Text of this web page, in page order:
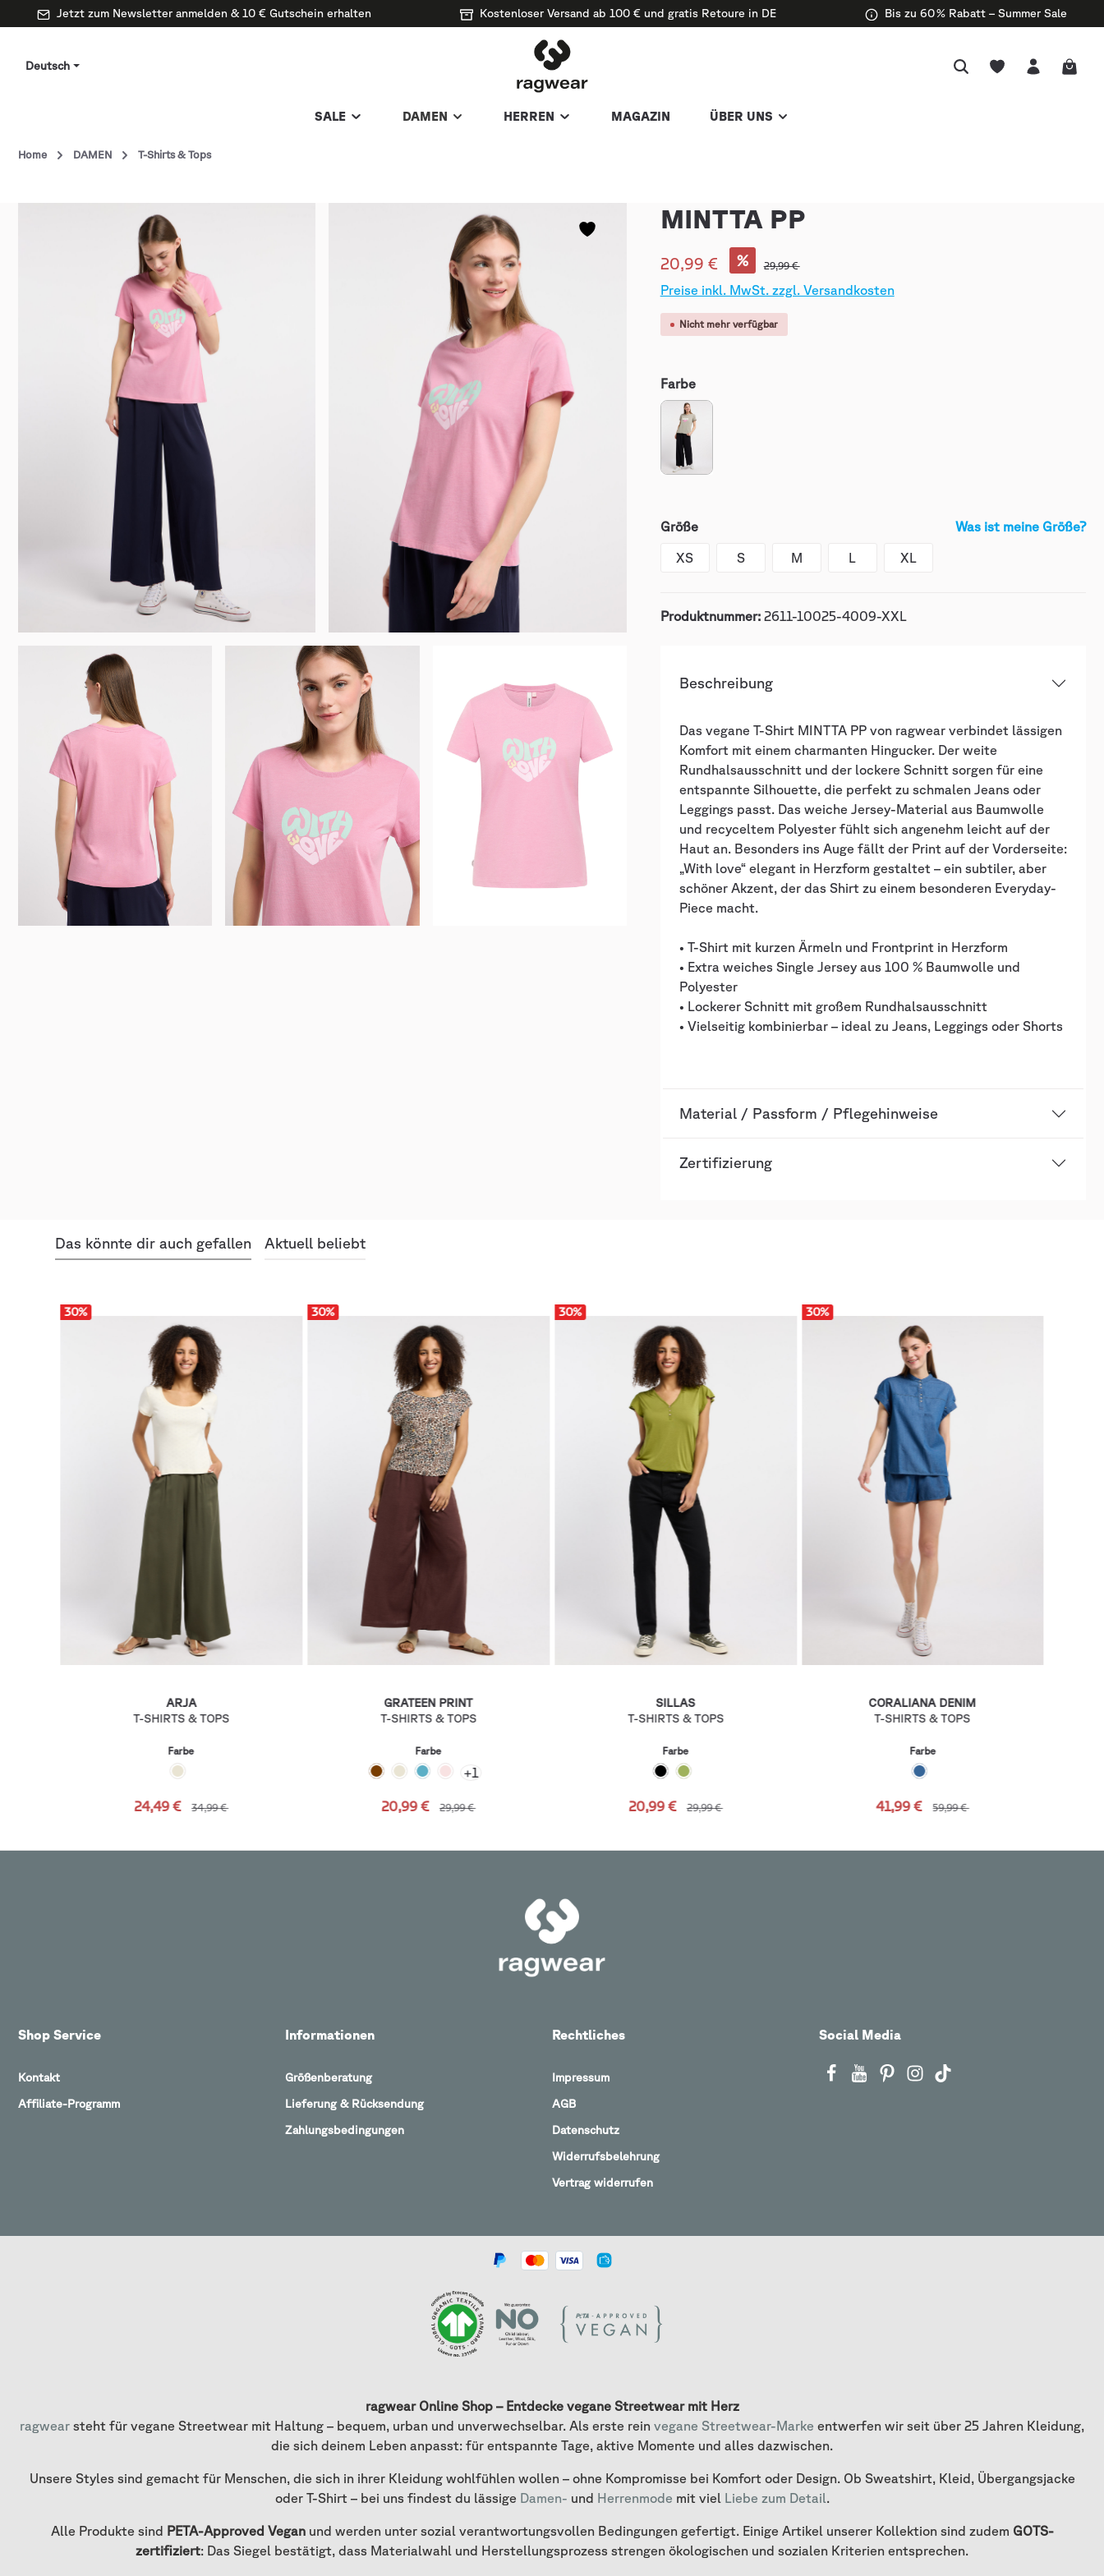
Jetzt zum Newsletter anmelden & 10 € Gutschein erhalten Kostenloser Versand ab 100 € und gratis Retoure in DE Bis zu 60 % Rabatt – Summer Sale
Deutsch
SALE DAMEN HERREN MAGAZIN ÜBER UNS
Home DAMEN T-Shirts & Tops
MINTTA PP
20,99 € % 29,99 €
Preise inkl. MwSt. zzgl. Versandkosten
Nicht mehr verfügbar
Farbe
Größe Was ist meine Größe?
XS S M L XL
Produktnummer: 2611-10025-4009-XXL
Beschreibung
Das vegane T-Shirt MINTTA PP von ragwear verbindet lässigen
Komfort mit einem charmanten Hingucker. Der weite
Rundhalsausschnitt und der lockere Schnitt sorgen für eine
entspannte Silhouette, die perfekt zu schmalen Jeans oder
Leggings passt. Das weiche Jersey-Material aus Baumwolle
und recyceltem Polyester fühlt sich angenehm leicht auf der
Haut an. Besonders ins Auge fällt der Print auf der Vorderseite:
„With love“ elegant in Herzform gestaltet – ein subtiler, aber
schöner Akzent, der das Shirt zu einem besonderen Everyday-
Piece macht.
• T-Shirt mit kurzen Ärmeln und Frontprint in Herzform
• Extra weiches Single Jersey aus 100 % Baumwolle und
Polyester
• Lockerer Schnitt mit großem Rundhalsausschnitt
• Vielseitig kombinierbar – ideal zu Jeans, Leggings oder Shorts
Material / Passform / Pflegehinweise
Zertifizierung
Das könnte dir auch gefallen Aktuell beliebt
30%
ARJA
T-SHIRTS & TOPS
Farbe
24,49 € 34,99 €
30%
GRATEEN PRINT
T-SHIRTS & TOPS
Farbe
+1
20,99 € 29,99 €
30%
SILLAS
T-SHIRTS & TOPS
Farbe
20,99 € 29,99 €
30%
CORALIANA DENIM
T-SHIRTS & TOPS
Farbe
41,99 € 59,99 €
Social Media
Shop Service
Kontakt
Affiliate-Programm
Informationen
Größenberatung
Lieferung & Rücksendung
Zahlungsbedingungen
Rechtliches
Impressum
AGB
Datenschutz
Widerrufsbelehrung
Vertrag widerrufen
ragwear Online Shop – Entdecke vegane Streetwear mit Herz
ragwear steht für vegane Streetwear mit Haltung – bequem, urban und unverwechselbar. Als erste rein vegane Streetwear-Marke entwerfen wir seit über 25 Jahren Kleidung,
die sich deinem Leben anpasst: für entspannte Tage, aktive Momente und alles dazwischen.
Unsere Styles sind gemacht für Menschen, die sich in ihrer Kleidung wohlfühlen wollen – ohne Kompromisse bei Komfort oder Design. Ob Sweatshirt, Kleid, Übergangsjacke
oder T-Shirt – bei uns findest du lässige Damen- und Herrenmode mit viel Liebe zum Detail.
Alle Produkte sind PETA-Approved Veganund werden unter sozial verantwortungsvollen Bedingungen gefertigt. Einige Artikel unserer Kollektion sind zudem GOTS-
zertifiziert: Das Siegel bestätigt, dass Materialwahl und Herstellungsprozess strengen ökologischen und sozialen Kriterien entsprechen.